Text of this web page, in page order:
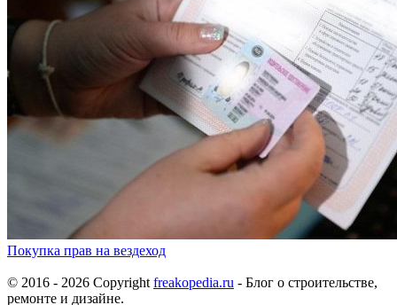
Покупка прав на вездеход
© 2016 - 2026 Copyright freakopedia.ru - Блог о строительстве,
ремонте и дизайне.